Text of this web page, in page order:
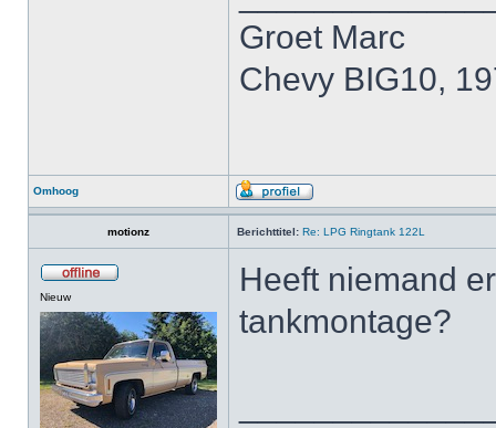
Groet Marc
Chevy BIG10,
Omhoog
motionz Berichttitel: Re: LPG Ringtank 122L
Nieuw
Heeft niemand
tankmontage?